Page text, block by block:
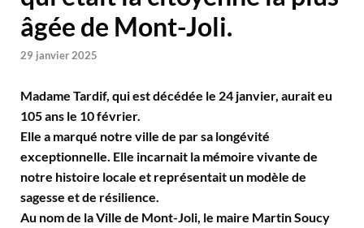
âgée de Mont-Joli.
29 janvier 2025
Madame Tardif, qui est décédée le 24 janvier, aurait eu
105 ans le 10 février.
Elle a marqué notre ville de par sa longévité
exceptionnelle. Elle incarnait la mémoire vivante de
notre histoire locale et représentait un modèle de
sagesse et de résilience.
Au nom de la Ville de Mont-Joli, le maire Martin Soucy